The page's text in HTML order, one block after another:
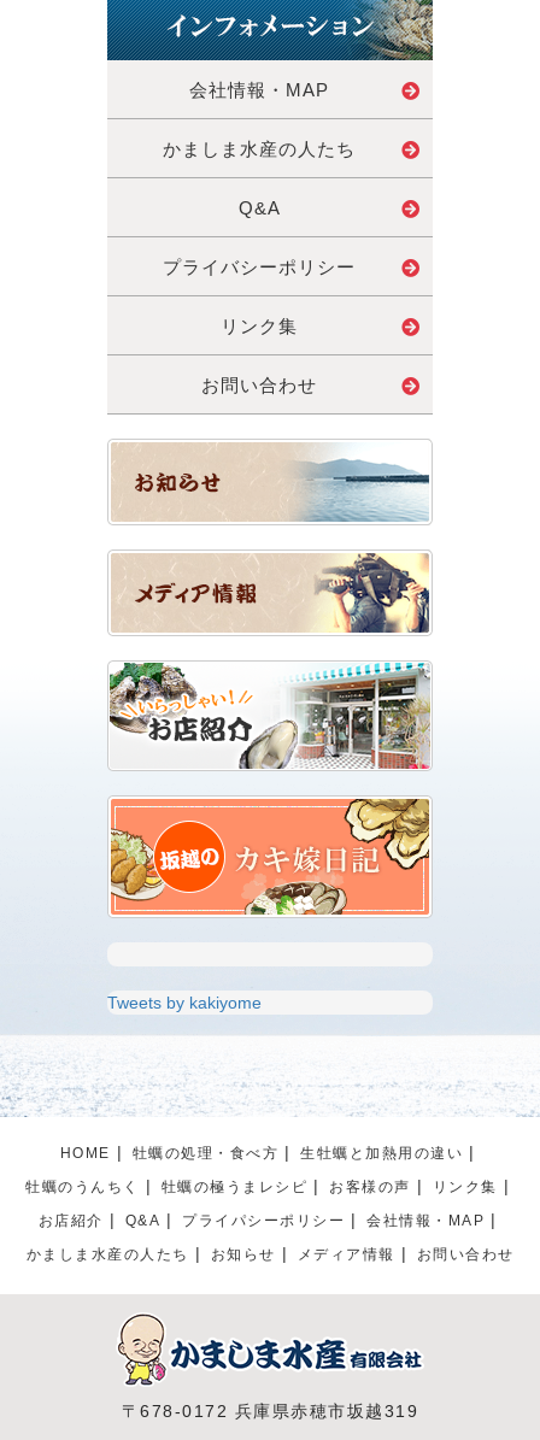
会社情報・MAP
かましま水産の人たち
Q&A
プライバシーポリシー
リンク集
お問い合わせ
Tweets by kakiyome
HOME 牡蠣の処理・食べ方
生牡蠣と加熱用の違い
牡蠣のうんちく
牡蠣の極うまレシピ お客様の声
リンク集
お店紹介
Q&A プライパシーポリシー
会社情報・MAP
かましま水産の人たち
お知らせ メディア情報 お問い合わせ
〒678-0172 兵庫県赤穂市坂越319